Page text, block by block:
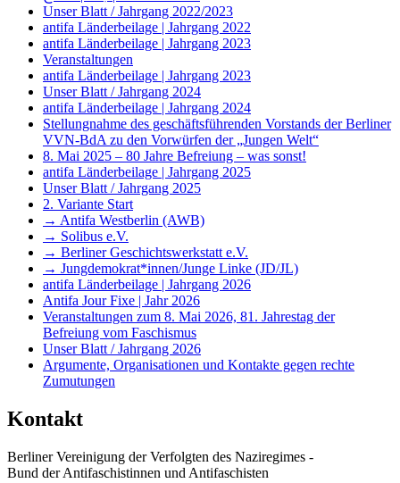
Unser Blatt / Jahrgang 2022/2023
antifa Länderbeilage | Jahrgang 2022
antifa Länderbeilage | Jahrgang 2023
Veranstaltungen
antifa Länderbeilage | Jahrgang 2023
Unser Blatt / Jahrgang 2024
antifa Länderbeilage | Jahrgang 2024
Stellungnahme des geschäftsführenden Vorstands der Berliner
VVN-BdA zu den Vorwürfen der „Jungen Welt“
8. Mai 2025 – 80 Jahre Befreiung – was sonst!
antifa Länderbeilage | Jahrgang 2025
Unser Blatt / Jahrgang 2025
2. Variante Start
→ Antifa Westberlin (AWB)
→ Solibus e.V.
→ Berliner Geschichtswerkstatt e.V.
→ Jungdemokrat*innen/Junge Linke (JD/JL)
antifa Länderbeilage | Jahrgang 2026
Antifa Jour Fixe | Jahr 2026
Veranstaltungen zum 8. Mai 2026, 81. Jahrestag der
Befreiung vom Faschismus
Unser Blatt / Jahrgang 2026
Argumente, Organisationen und Kontakte gegen rechte
Zumutungen
Kontakt
Berliner Vereinigung der Verfolgten des Naziregimes -
Bund der Antifaschistinnen und Antifaschisten